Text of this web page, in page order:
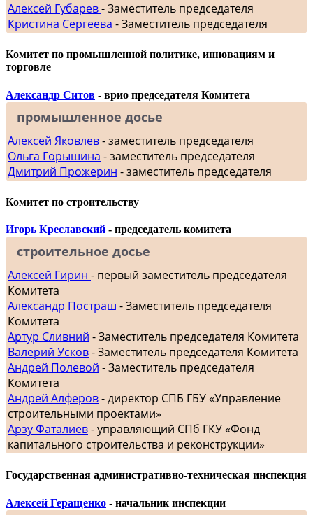
Алексей Губарев- Заместитель председателя
Кристина Сергеева - Заместитель председателя
Комитет по промышленной политике, инновациям и
торговле
Александр Ситов - врио председателя Комитета
промышленное досье
Алексей Яковлев- заместитель председателя
Ольга Горышина - заместитель председателя
Дмитрий Прожерин - заместитель председателя
Комитет по строительству
Игорь Креславский - председатель комитета
строительное досье
Алексей Гирин - первый заместитель председателя
Комитета
Александр Постраш - Заместитель председателя
Комитета
Артур Сливний - Заместитель председателя Комитета
Валерий Усков- Заместитель председателя Комитета
Андрей Полевой - Заместитель председателя
Комитета
Андрей Алферов- директор СПБ ГБУ «Управление
строительными проектами»
Арзу Фаталиев- управляющий СПб ГКУ «Фонд
капитального строительства и реконструкции»
Государственная административно-техническая инспекция
Алексей Геращенко - начальник инспекции